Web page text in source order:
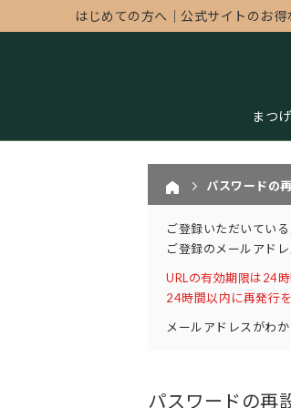
はじめての方へ 公式サイトのお得
まつ
パスワードの
ご登録いただいてい
ご登録のメールアド
URLの有効期限は24時
24時間以内に再発行
メールアドレスがわ
パスワードの再